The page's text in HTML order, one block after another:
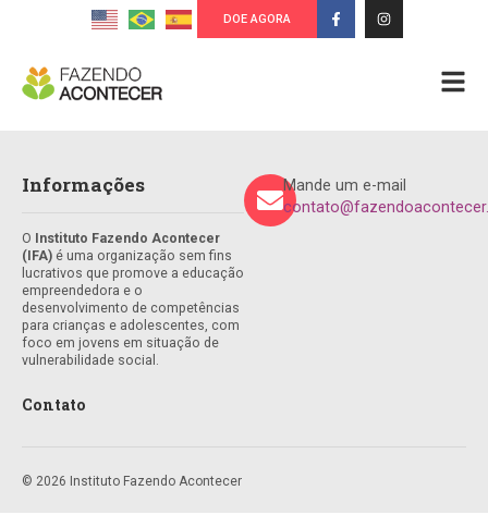
DOE AGORA
Informações
O Instituto Fazendo Acontecer
(IFA) é uma organização sem fins
lucrativos que promove a educação
empreendedora e o
desenvolvimento de competências
para crianças e adolescentes, com
foco em jovens em situação de
vulnerabilidade social.
Contato
Mande um e-mail
© 2026 Instituto Fazendo Acontecer